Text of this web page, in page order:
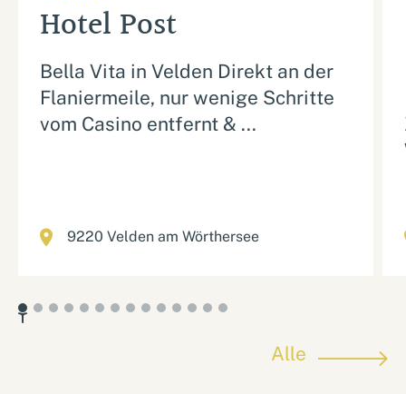
Alle arrowright
Hotel Post
Bella Vita in Velden Direkt an der
Flaniermeile, nur wenige Schritte
vom Casino entfernt & ...
location 9220 Velden am Wörthersee